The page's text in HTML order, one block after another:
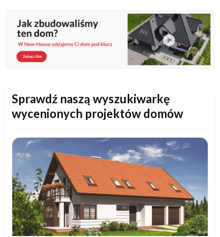
Sprawdź naszą wyszukiwarkę
wycenionych projektów domów